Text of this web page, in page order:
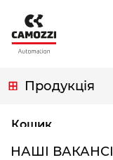
основного
вмісту
Продукція
Кошик
навіґації
НАШІ